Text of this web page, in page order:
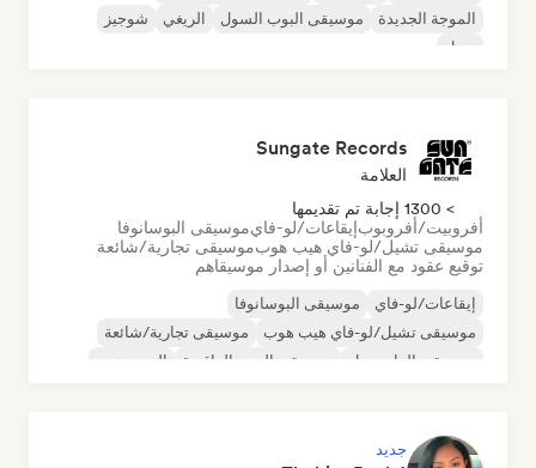
الموجة الجديدة
موسيقى البوب السول الريغي
شوجيز
سول
Sungate Records
العلامة
> 1300 إجابة تم تقديمها
أفروبيت/أفروبوبإيقاعات/لو-فايموسيقى البوسانوفا
موسيقى تشيل/لو-فاي هيب هوبموسيقى تجارية/شائعة
توقيع عقود مع الفنانين أو إصدار موسيقاهم
إيقاعات/لو-فاي
موسيقى البوسانوفا
موسيقى تشيل/لو-فاي هيب هوب
موسيقى تجارية/شائعة
موسيقى الدانسهول
موسيقى البوب الراقصة
الهيب هوب
جديد